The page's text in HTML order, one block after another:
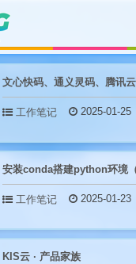
工作笔记 2025-01-25
安装conda搭建python环境（
工作笔记 2025-01-23
KIS云 · 产品家族